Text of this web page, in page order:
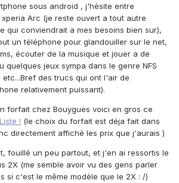
sous android , j'hésite entre
xperia Arc (je reste ouvert a tout autre
qui conviendrait a mes besoins bien sur),
un téléphone pour glandouiller sur le net,
écouter de la musique et jouer a de
quelques jeux sympa dans le genre NFS
des trucs qui ont l'air de
relativement puissant).
forfait chez Bouygues voici en gros ce
Liste ! (le choix du forfait est déja fait dans
directement affiché les prix que j'aurais )
fouillé un peu partout, et j'en ai ressortis le
2X (me semble avoir vu des gens parler
si c'est le même modèle que le 2X : /)